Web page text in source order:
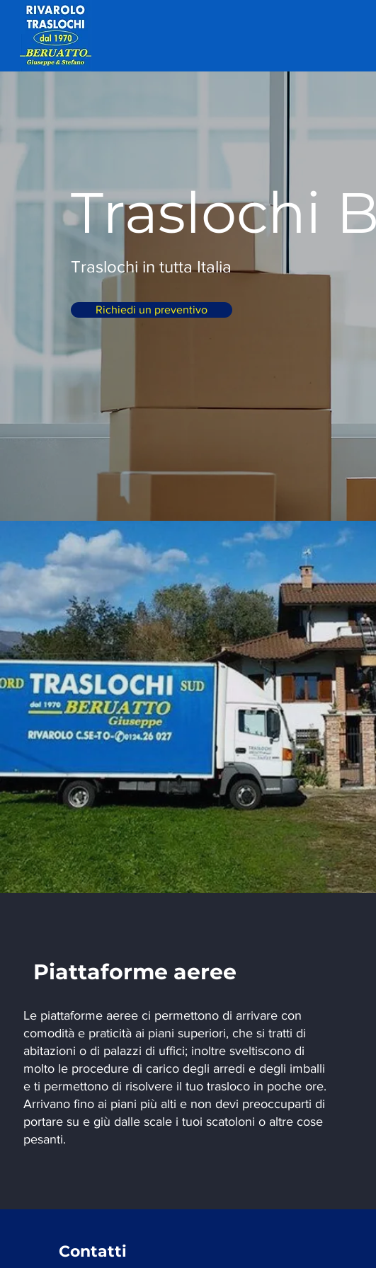
Traslochi
​Traslochi in tutta Italia
Richiedi un preventivo
Piattaforme aeree
Le piattaforme aeree ci permettono di arrivare con
comodità e praticità ai piani superiori, che si tratti di
abitazioni o di palazzi di uffici; inoltre sveltiscono di
molto le procedure di carico degli arredi e degli imballi
e ti permettono di risolvere il tuo trasloco in poche ore.
Arrivano fino ai piani più alti e non devi preoccuparti di
portare su e giù dalle scale i tuoi scatoloni o altre cose
pesanti.
Contatti